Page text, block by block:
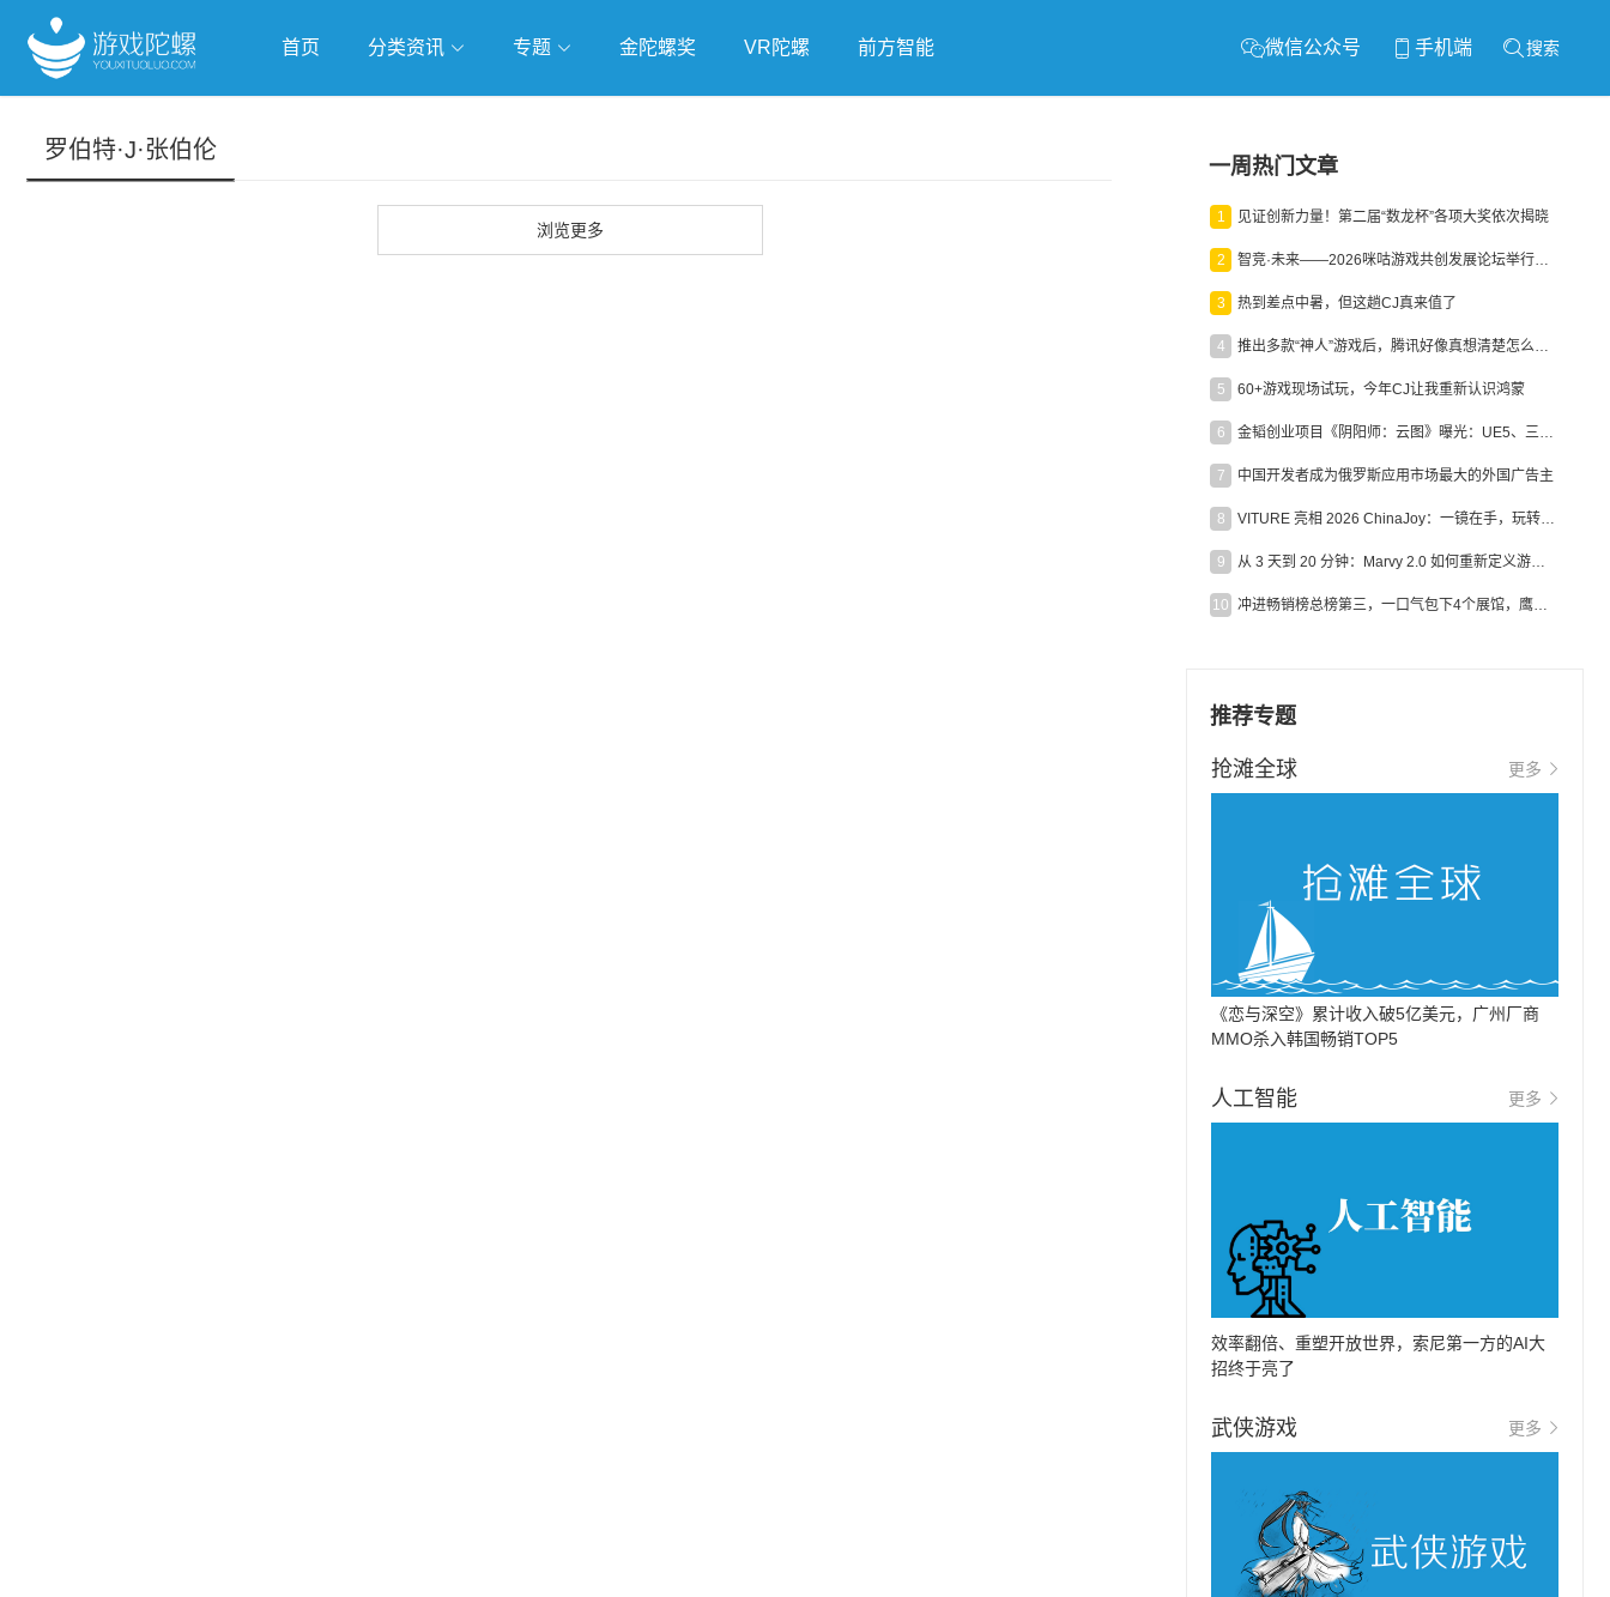
首页 分类资讯 专题 金陀螺奖 VR陀螺 前方智能 微信公众号 手机端 搜索
罗伯特·J·张伯伦
浏览更多
一周热门文章
1 见证创新力量！第二届“数龙杯”各项大奖依次揭晓
2 智竞·未来——2026咪咕游戏共创发展论坛举行：聚力精品内容、AI创作与电竞生态，共建高品质益智健康游戏社区
3 热到差点中暑，但这趟CJ真来值了
4 推出多款“神人”游戏后，腾讯好像真想清楚怎么做二次元了
5 60+游戏现场试玩，今年CJ让我重新认识鸿蒙
6 金韬创业项目《阴阳师：云图》曝光：UE5、三端互通、ARPG
7 中国开发者成为俄罗斯应用市场最大的外国广告主
8 VITURE 亮相 2026 ChinaJoy：一镜在手，玩转全场！
9 从 3 天到 20 分钟：Marvy 2.0 如何重新定义游戏出海营销效率？
10 冲进畅销榜总榜第三，一口气包下4个展馆，鹰角把嘉年华做爆了
推荐专题
抢滩全球 更多
《恋与深空》累计收入破5亿美元，广州厂商
MMO杀入韩国畅销TOP5
人工智能 更多
效率翻倍、重塑开放世界，索尼第一方的AI大
招终于亮了
武侠游戏 更多